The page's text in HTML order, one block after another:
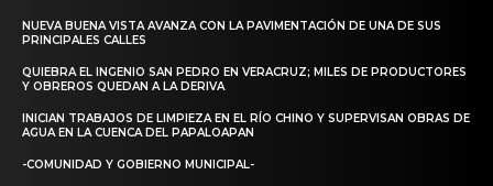
NUEVA BUENA VISTA AVANZA CON LA PAVIMENTACIÓN DE UNA DE SUS
PRINCIPALES CALLES
QUIEBRA EL INGENIO SAN PEDRO EN VERACRUZ; MILES DE PRODUCTORES
Y OBREROS QUEDAN A LA DERIVA
INICIAN TRABAJOS DE LIMPIEZA EN EL RÍO CHINO Y SUPERVISAN OBRAS DE
AGUA EN LA CUENCA DEL PAPALOAPAN
-COMUNIDAD Y GOBIERNO MUNICIPAL-